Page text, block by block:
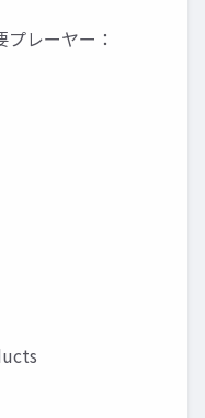
レーヤー：